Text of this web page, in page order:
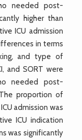
needed post-
higher than
ICU admission
in terms
and type of
and SORT were
needed post-
proportion of
admission was
ICU indication
was significantly